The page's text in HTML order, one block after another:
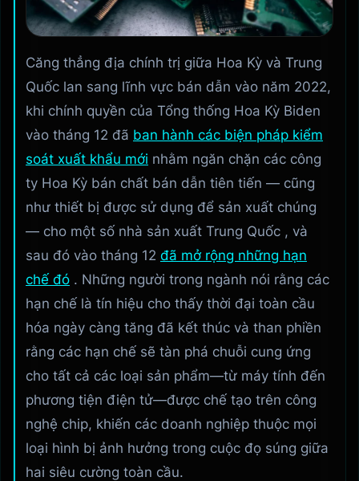
Căng thẳng địa chính trị giữa Hoa Kỳ và Trung
Quốc lan sang lĩnh vực bán dẫn vào năm 2022,
khi chính quyền của Tổng thống Hoa Kỳ Biden
vào tháng 12 đã ban hành các biện pháp kiểm
soát xuất khẩu mới nhằm ngăn chặn các công
ty Hoa Kỳ bán chất bán dẫn tiên tiến — cũng
như thiết bị được sử dụng để sản xuất chúng
— cho một số nhà sản xuất Trung Quốc , và
sau đó vào tháng 12 đã mở rộng những hạn
chế đó . Những người trong ngành nói rằng các
hạn chế là tín hiệu cho thấy thời đại toàn cầu
hóa ngày càng tăng đã kết thúc và than phiền
rằng các hạn chế sẽ tàn phá chuỗi cung ứng
cho tất cả các loại sản phẩm—từ máy tính đến
phương tiện điện tử—được chế tạo trên công
nghệ chip, khiến các doanh nghiệp thuộc mọi
loại hình bị ảnh hưởng trong cuộc đọ súng giữa
hai siêu cường toàn cầu.